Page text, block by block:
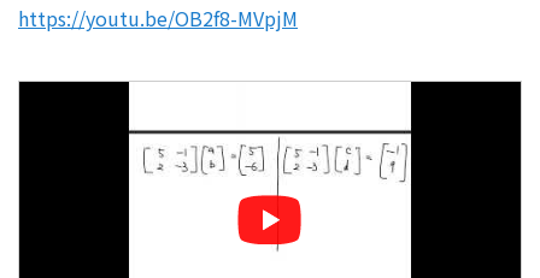
https://youtu.be/OB2f8-MVpjM